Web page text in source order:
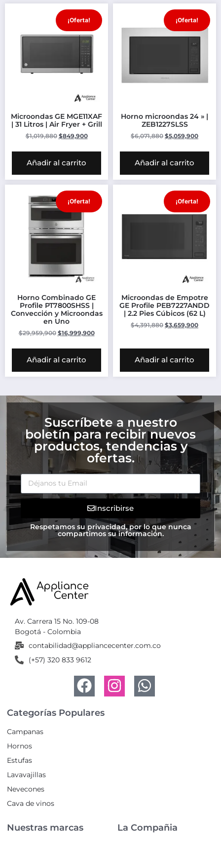
¡Oferta!
Microondas GE MGE11XAF
| 31 Litros | Air Fryer + Grill
$1,019,880 $849,900
Añadir al carrito
¡Oferta!
Horno microondas 24 » |
ZEB1227SLSS
$6,071,880 $5,059,900
Añadir al carrito
¡Oferta!
Horno Combinado GE
Profile PT7800SHSS |
Convección y Microondas
en Uno
$29,959,900 $16,999,900
Añadir al carrito
¡Oferta!
Microondas de Empotre
GE Profile PEB7227ANDD
| 2.2 Pies Cúbicos (62 L)
$4,391,880 $3,659,900
Añadir al carrito
Suscríbete a nuestro
boletín para recibir nuevos
productos, tendencias y
ofertas.
Inscribirse
Respetamos su privacidad, por lo que nunca
compartimos su información.
Av. Carrera 15 No. 109-08
Bogotá - Colombia
contabilidad@appliancecenter.com.co
(+57) 320 833 9612
Categorías Populares
Campanas
Hornos
Estufas
Lavavajillas
Nevecones
Cava de vinos
Nuestras marcas La Compañia